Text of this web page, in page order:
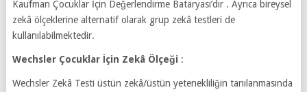
Kaufman Çocuklar İçin Değerlendirme Bataryası’dır . Ayrıca bireysel
zekâ ölçeklerine alternatif olarak grup zekâ testleri de
kullanılabilmektedir.
Wechsler Çocuklar İçin Zekâ Ölçeği :
Wechsler Zekâ Testi üstün zekâ/üstün yetenekliliğin tanılanmasında